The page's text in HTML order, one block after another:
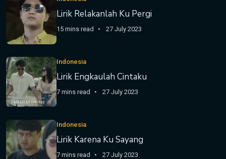
Lirik Relakanlah Ku Pergi
15 mins read 27 July 2023
Indonesia
Lirik Engkaulah Cintaku
7 mins read 27 July 2023
Indonesia
Lirik Karena Ku Sayang
7 mins read 27 July 2023